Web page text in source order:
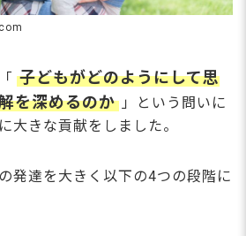
子どもがどのようにして思
を深めるのか 」という問いに
大きな貢献をしました。
発達を大きく以下の4つの段階に